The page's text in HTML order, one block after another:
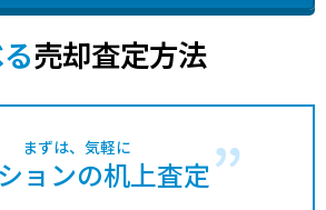
売却査定方法
まずは、気軽に
ョンの机上査定